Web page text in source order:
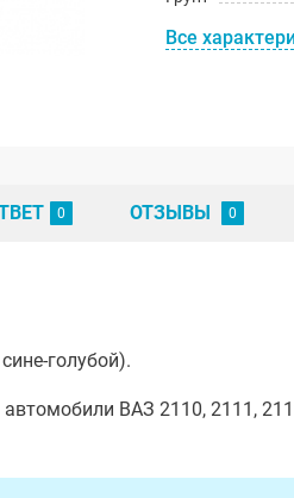
Все
ОТЗЫВЫ
голубой).
автомобили ВАЗ 2110, 2111,